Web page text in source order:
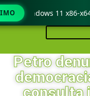
Petro
consulta
Windows 11 x86-